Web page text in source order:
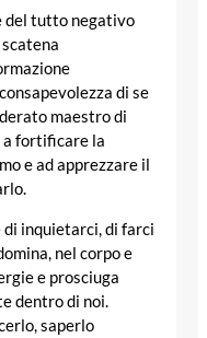
del tutto negativo
di se
maestro di
a fortificare la
e ad apprezzare il
di inquietarci, di farci
nel corpo e
e prosciuga
dentro di noi.
saperlo